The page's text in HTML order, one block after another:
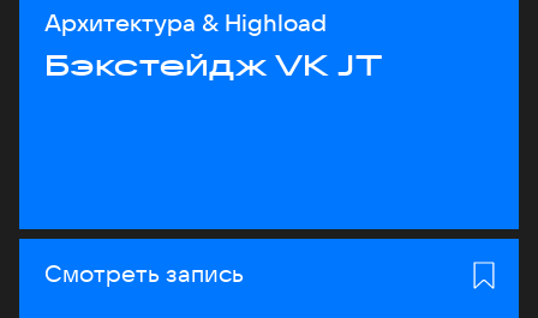
Архитектура & Highload
Бэкстейдж VK JT
Смотреть запись